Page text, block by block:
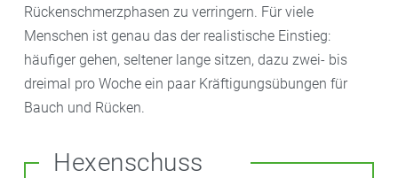
Rückenschmerzphasen zu verringern. Für viele
Menschen ist genau das der realistische Einstieg:
häufiger gehen, seltener lange sitzen, dazu zwei- bis
dreimal pro Woche ein paar Kräftigungsübungen für
Bauch und Rücken.
Hexenschuss